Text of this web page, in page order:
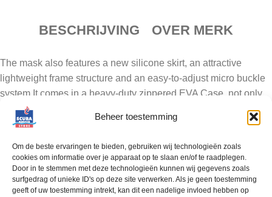
Beheer toestemming
Om de beste ervaringen te bieden, gebruiken wij technologieën zoals
cookies om informatie over je apparaat op te slaan en/of te raadplegen.
Door in te stemmen met deze technologieën kunnen wij gegevens zoals
surfgedrag of unieke ID's op deze site verwerken. Als je geen toestemming
geeft of uw toestemming intrekt, kan dit een nadelige invloed hebben op
BESCHRIJVING OVER MERK
The mask also features a new silicone skirt, an attractive
lightweight frame structure and an easy-to-adjust micro buckle
system.It comes in a heavy-duty zippered EVA Case, not only
to protect the Plexisolª lenses but also to reduce PVC plastics
waste.
180° distortion-free panoramic vision thanks to the exclusive
Curved Lens Technology
Plexisol lenses with special anti-fog and anti-scratch benefits